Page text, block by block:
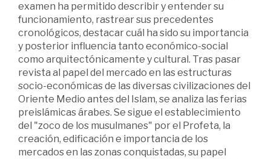
examen ha permitido describir y entender su
funcionamiento, rastrear sus precedentes
cronológicos, destacar cuál ha sido su importancia
y posterior influencia tanto económico-social
como arquitectónicamente y cultural. Tras pasar
revista al papel del mercado en las estructuras
socio-económicas de las diversas civilizaciones del
Oriente Medio antes del Islam, se analiza las ferias
preislámicas árabes. Se sigue el establecimiento
del "zoco de los musulmanes" por el Profeta, la
creación, edificación e importancia de los
mercados en las zonas conquistadas, su papel